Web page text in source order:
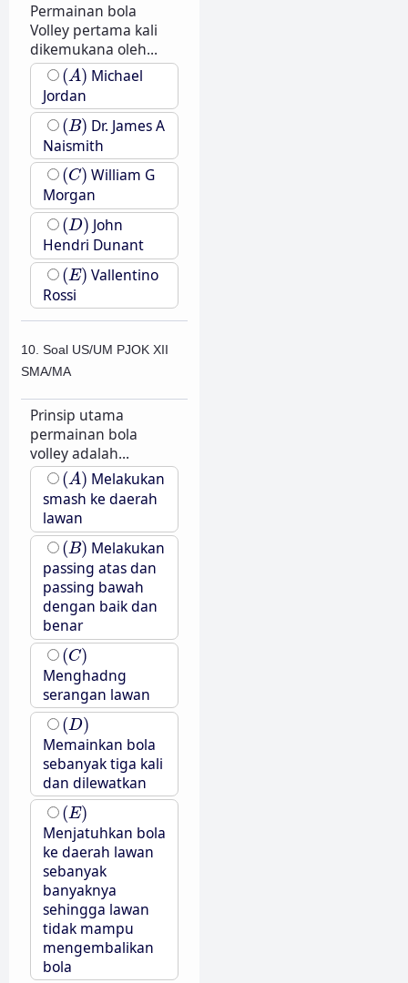
Permainan bola
Volley pertama kali
dikemukana oleh...
(A)
(A) Michael
Jordan
(B)
(B) Dr. James A
Naismith
(C)
(C) William G
Morgan
(D)
(D) John
Hendri Dunant
(E)
(E) Vallentino
Rossi
10. Soal US/UM PJOK XII
SMA/MA
Prinsip utama
permainan bola
volley adalah...
(A)
(A) Melakukan
smash ke daerah
lawan
(B)
(B) Melakukan
passing atas dan
passing bawah
dengan baik dan
benar
(C)
(C)
Menghadng
serangan lawan
(D)
(D)
Memainkan bola
sebanyak tiga kali
dan dilewatkan
(E)
(E)
Menjatuhkan bola
ke daerah lawan
sebanyak
banyaknya
sehingga lawan
tidak mampu
mengembalikan
bola